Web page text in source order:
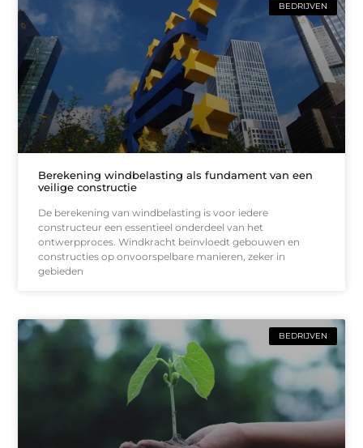
BEDRIJVEN
Berekening windbelasting als fundament van een
veilige constructie
De berekening van windbelasting is voor iedere
constructeur een essentieel onderdeel van het
ontwerpproces. Windkracht beïnvloedt gebouwen en
constructies op onvoorspelbare manieren, zeker in
gebieden
BEDRIJVEN